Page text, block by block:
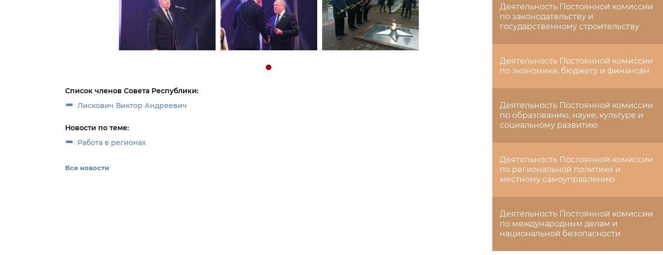
Список членов Совета Республики:
Лискович Виктор Андреевич
Новости по теме:
Работа в регионах
Все новости
Деятельность Постоянной комиссии
по законодательству и
государственному строительству
Деятельность Постоянной комиссии
по экономике, бюджету и финансам
Деятельность Постоянной комиссии
по образованию, науке, культуре и
социальному развитию
Деятельность Постоянной комиссии
по региональной политике и
местному самоуправлению
Деятельность Постоянной комиссии
по международным делам и
национальной безопасности